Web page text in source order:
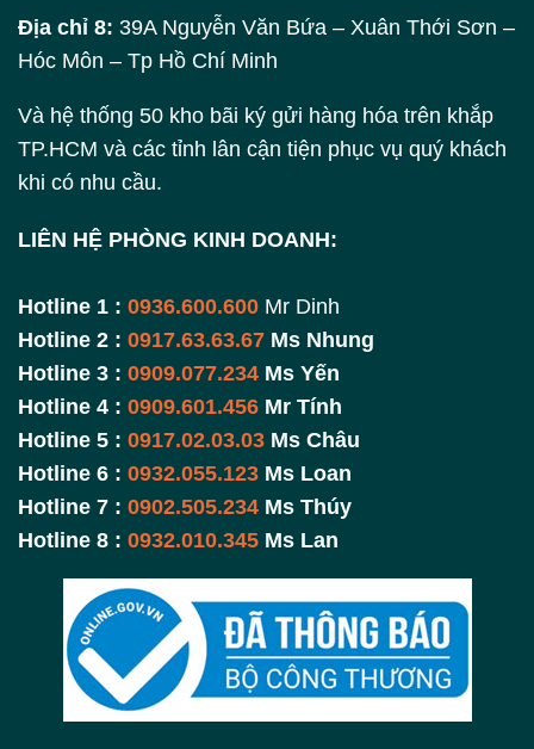
Địa chỉ 8: 39A Nguyễn Văn Bứa – Xuân Thới Sơn –
Hóc Môn – Tp Hồ Chí Minh
Và hệ thống 50 kho bãi ký gửi hàng hóa trên khắp
TP.HCM và các tỉnh lân cận tiện phục vụ quý khách
khi có nhu cầu.
LIÊN HỆ PHÒNG KINH DOANH:
Hotline 1 : 0936.600.600 Mr Dinh
Hotline 2 : 0917.63.63.67 Ms Nhung
Hotline 3 : 0909.077.234 Ms Yến
Hotline 4 : 0909.601.456 Mr Tính
Hotline 5 : 0917.02.03.03 Ms Châu
Hotline 6 : 0932.055.123 Ms Loan
Hotline 7 : 0902.505.234 Ms Thúy
Hotline 8 : 0932.010.345 Ms Lan